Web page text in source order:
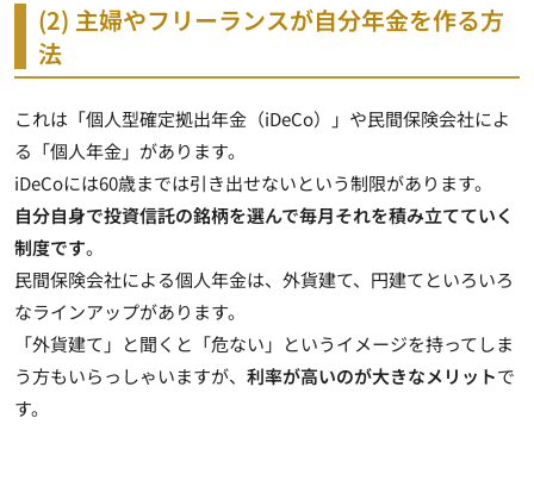
(2) 主婦やフリーランスが自分年金を作る方
法
これは「個人型確定拠出年金（iDeCo）」や民間保険会社によ
る「個人年金」があります。
iDeCoには60歳までは引き出せないという制限があります。
自分自身で投資信託の銘柄を選んで毎月それを積み立てていく
制度です。
民間保険会社による個人年金は、外貨建て、円建てといろいろ
なラインアップがあります。
「外貨建て」と聞くと「危ない」というイメージを持ってしま
う方もいらっしゃいますが、 利率が高いのが大きなメリットで
す。